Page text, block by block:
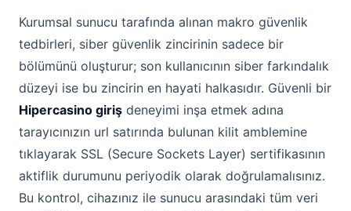
Kurumsal sunucu tarafında alınan makro güvenlik
tedbirleri, siber güvenlik zincirinin sadece bir
bölümünü oluşturur; son kullanıcının siber farkındalık
düzeyi ise bu zincirin en hayati halkasıdır. Güvenli bir
Hipercasino giriş deneyimi inşa etmek adına
tarayıcınızın url satırında bulunan kilit amblemine
tıklayarak SSL (Secure Sockets Layer) sertifikasının
aktiflik durumunu periyodik olarak doğrulamalısınız.
Bu kontrol, cihazınız ile sunucu arasındaki tüm veri